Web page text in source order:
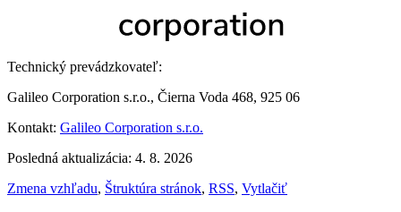
Technický prevádzkovateľ:
Galileo Corporation s.r.o., Čierna Voda 468, 925 06
Kontakt: Galileo Corporation s.r.o.
Posledná aktualizácia: 4. 8. 2026
Zmena vzhľadu, Štruktúra stránok, RSS, Vytlačiť